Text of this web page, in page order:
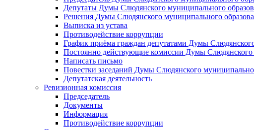
Депутаты Думы Слюдянского муниципального
Решения Думы Слюдянского муниципального
Выписка из устава
Противодействие коррупции
График приёма граждан депутатами Думы
Постоянно действующие комиссии Думы Слюдянского
Написать письмо
Повестки заседаний Думы Слюдянского
Депутатская деятельность
Ревизионная комиссия
Председатель
Документы
Информация
Противодействие коррупции